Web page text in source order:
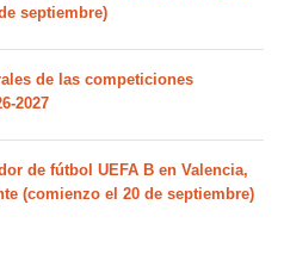
septiembre)
de las competiciones
2027
de fútbol UEFA B en Valencia,
(comienzo el 20 de septiembre)